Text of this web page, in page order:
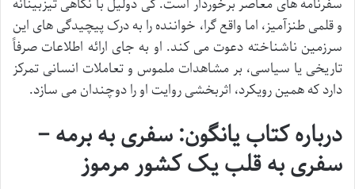
و قلمی طنزآمیز، اما واقع گرا، خواننده را به درک پیچیدگی های این
سرزمین ناشناخته دعوت می کند. او به جای ارائه اطلاعات صرفاً
تاریخی یا سیاسی، بر مشاهدات ملموس و تعاملات انسانی تمرکز
دارد که همین رویکرد، اثربخشی روایت او را دوچندان می سازد.
درباره کتاب یانگون: سفری به برمه –
سفری به قلب یک کشور مرموز